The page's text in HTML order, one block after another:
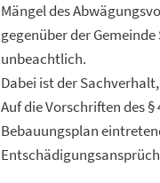
Mängel des
gegenüber der
unbeachtlich.
Dabei ist der
Auf die Vorschriften des
Bebauungsplan